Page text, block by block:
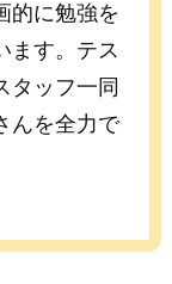
的に勉強を
ます。テス
タッフ一同
んを全力で